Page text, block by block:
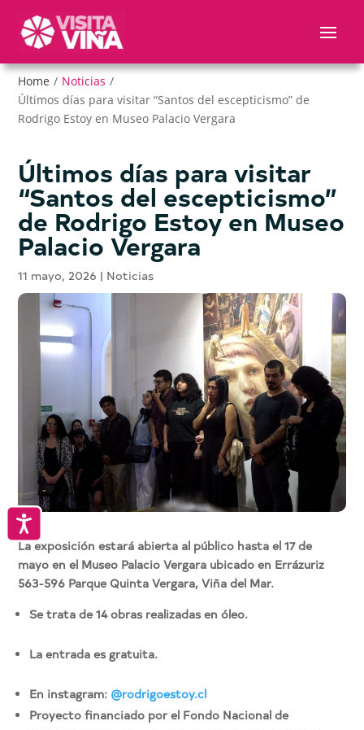
este
web
incluye
sistema
accesibilidad.
Home / Noticias /
Últimos días para visitar “Santos del escepticismo” de
Rodrigo Estoy en Museo Palacio Vergara
Últimos días para visitar
“Santos del escepticismo”
de Rodrigo Estoy en Museo
Palacio Vergara
11 mayo, 2026 | Noticias
La exposición estará abierta al público hasta el 17 de
mayo en el Museo Palacio Vergara ubicado en Errázuriz
563-596 Parque Quinta Vergara, Viña del Mar.
Se trata de 14 obras realizadas en óleo.
La entrada es gratuita.
En instagram: @rodrigoestoy.cl
Proyecto financiado por el Fondo Nacional de